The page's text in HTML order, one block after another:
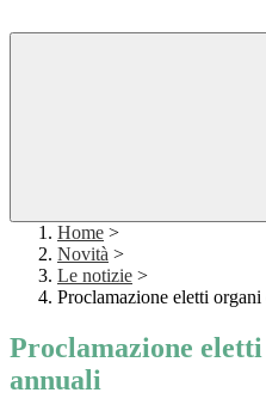
Home >
Novità >
Le notizie >
Proclamazione eletti
Proclamazione
annuali